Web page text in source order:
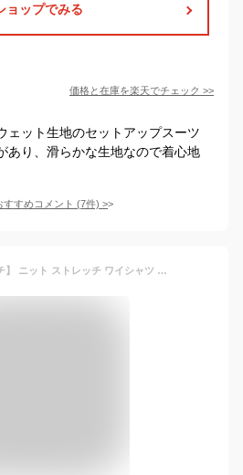
ョップでみる
価格と在庫を楽天でチェック >>
ェット生地のセットアップスーツ
あり、滑らかな生地なので着心地
すすめコメント (7件) >
【らくらくストレッチ】 ニット ストレッチ ワイシャツ 長袖 メンズ ノーアイロン ノンアイロン smartbiz 大きい サイズ 吸汗速乾 春 夏 秋 冬 男性 父 学生 スリム ビジネス シンプル オフィスカジュアル ポロシャツ 生地 通勤 ゴルフ 形態安定 yシャツ 50代 60代